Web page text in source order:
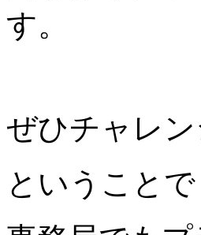
す。
ぜひチャレ
ということで